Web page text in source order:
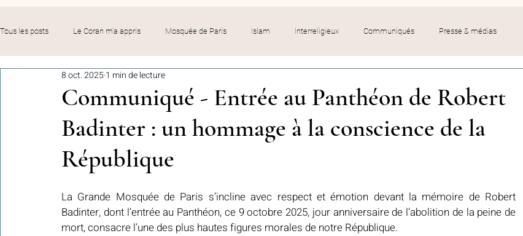
Tous les posts Le Coran m’a appris Mosquée de Paris Islam Interreligieux Communiqués Presse & médias
Evénements Solidarité Formation
commémorations Hommage Fédération GMP Le billet du Recteur Histoire Contexte politique
Le Hadith de la semaine Les Noms et Attributs d'Allah Regard fraternel Lumière et lieux saints
Communiqué - Entrée au Panthéon de Robert
Badinter : un hommage à la conscience de la
République
8 oct. 20251 min de lecture
La Grande Mosquée de Paris s’incline avec respect et émotion devant la mémoire de Robert
Badinter, dont l’entrée au Panthéon, ce 9 octobre 2025, jour anniversaire de l’abolition de la peine de
mort, consacre l’une des plus hautes figures morales de notre République.